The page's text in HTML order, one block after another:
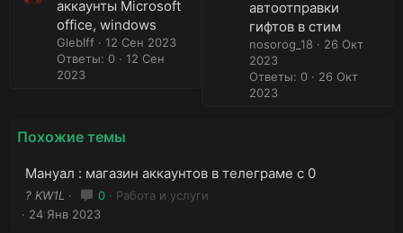
аккаунты Microsoft
office, windows
Gleblff
12 Сен 2023
Ответы: 0
12 Сен
2023
автоотправки
гифтов в стим
nosorog_18
26 Окт
2023
Ответы: 0
26 Окт
2023
Похожие темы
Мануал : магазин аккаунтов в телеграме с 0
? KW1L 0
Работа и услуги
24 Янв 2023